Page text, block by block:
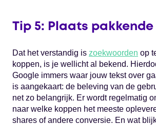
Tip 5: Plaats
Dat het verstandig is zoekwoorden op
koppen, is je wellicht al bekend.
Google immers waar jouw tekst over
is aangekaart: de beleving van de
net zo belangrijk. Er wordt regelmatig
naar welke koppen het meeste
shares of andere conversie. En wat